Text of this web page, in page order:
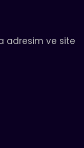
adresim ve site